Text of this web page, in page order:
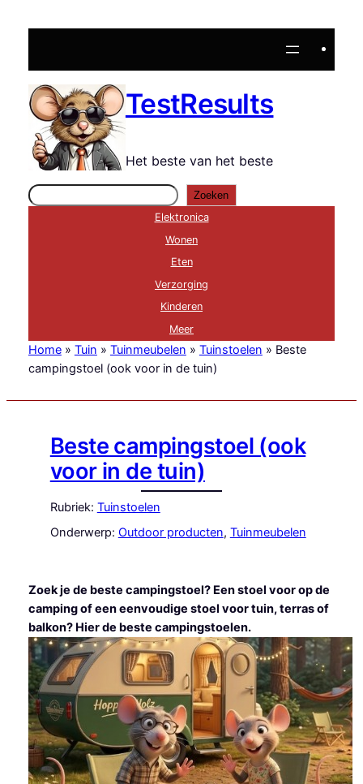
naar
inhoud
TestResults
Het beste van het beste
Zoeken
Zoeken
Elektronica
Wonen
Eten
Verzorging
Kinderen
Meer
Home » Tuin » Tuinmeubelen » Tuinstoelen » Beste
campingstoel (ook voor in de tuin)
Beste campingstoel (ook
voor in de tuin)
Rubriek: Tuinstoelen
Onderwerp: Outdoor producten, Tuinmeubelen
Zoek je de beste campingstoel? Een stoel voor op de
camping of een eenvoudige stoel voor tuin, terras of
balkon? Hier de beste campingstoelen.